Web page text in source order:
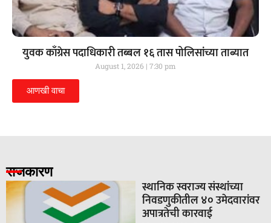
युवक काँग्रेस पदाधिकारी तब्बल १६ तास पोलिसांच्या ताब्यात
August 1, 2026 7:30 pm
आणखी वाचा
राजकारण
स्थानिक स्वराज्य संस्थांच्या
निवडणुकीतील ४० उमेदवारांवर
अपात्रतेची कारवाई